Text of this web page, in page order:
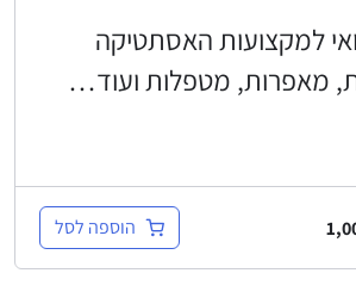
למקצועות האסתטיקה
מאפרות, מטפלות ועוד…
הוספה לסל